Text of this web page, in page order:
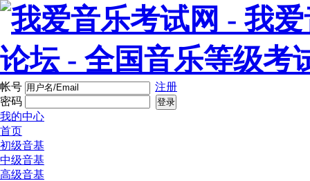
帐号
注册
密码
登录
我的中心
首页
初级音基
中级音基
高级音基